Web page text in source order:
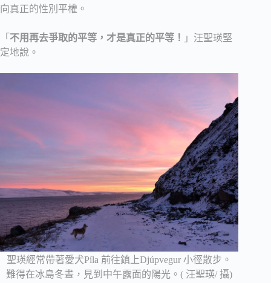
向真正的性別平權。
「 不用再去爭取的平等，才是真正的平等！ 」汪聖瑛堅
定地說。
聖瑛經常帶著愛犬Píla 前往鎮上Djúpvegur 小徑散步。
難得在冰島冬晝，見到中午露面的陽光。( 汪聖瑛/ 攝)